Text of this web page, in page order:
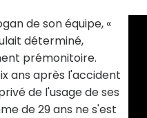
de son équipe, «
déterminé,
prémonitoire.
ans après l'accident
de l'usage de ses
de 29 ans ne s'est